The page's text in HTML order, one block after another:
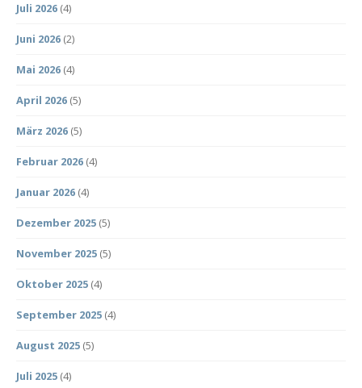
Juli 2026 (4)
Juni 2026 (2)
Mai 2026 (4)
April 2026 (5)
März 2026 (5)
Februar 2026 (4)
Januar 2026 (4)
Dezember 2025 (5)
November 2025 (5)
Oktober 2025 (4)
September 2025 (4)
August 2025 (5)
Juli 2025 (4)